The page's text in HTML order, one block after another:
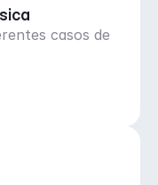
casos de